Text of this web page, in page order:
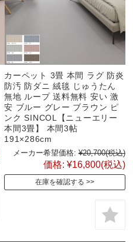
カーペット 3畳 本間 ラグ 防炎
防汚 防ダニ 絨毯 じゅうたん
無地 ループ 送料無料 安い 激
安 ブルー グレー ブラウン ピ
ンク SINCOL【ニューエリー
本間3畳】 本間3帖
191×286cm
メーカー希望価格: ¥20,700(税込)
価格: ¥16,800(税込)
在庫を確認する